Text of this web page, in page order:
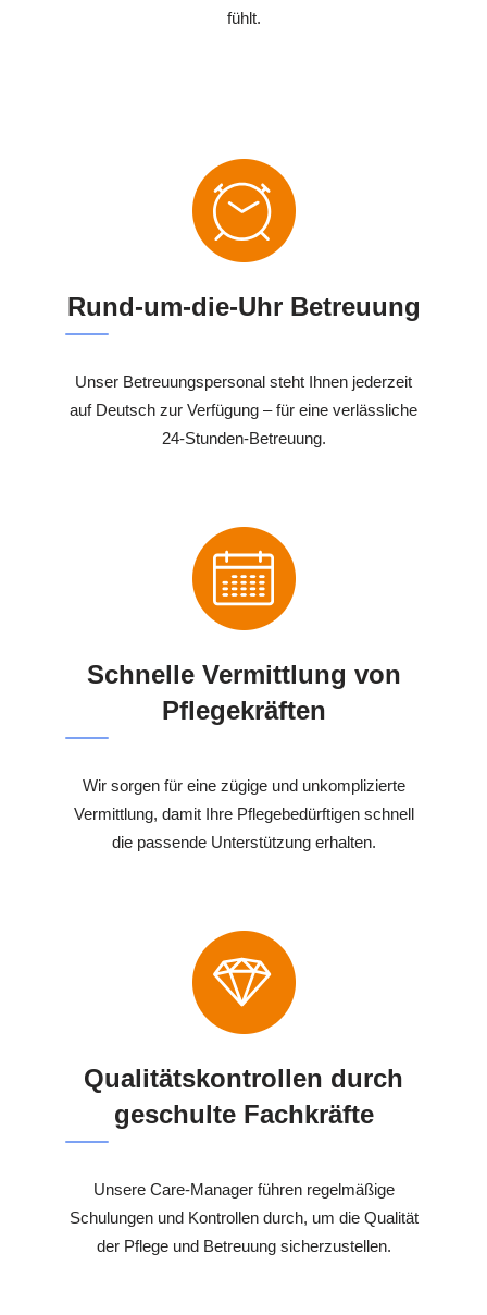
fühlt.
Rund-um-die-Uhr Betreuung
Unser Betreuungspersonal steht Ihnen jederzeit
auf Deutsch zur Verfügung – für eine verlässliche
24-Stunden-Betreuung.
Schnelle Vermittlung von
Pflegekräften
Wir sorgen für eine zügige und unkomplizierte
Vermittlung, damit Ihre Pflegebedürftigen schnell
die passende Unterstützung erhalten.
Qualitätskontrollen durch
geschulte Fachkräfte
Unsere Care-Manager führen regelmäßige
Schulungen und Kontrollen durch, um die Qualität
der Pflege und Betreuung sicherzustellen.